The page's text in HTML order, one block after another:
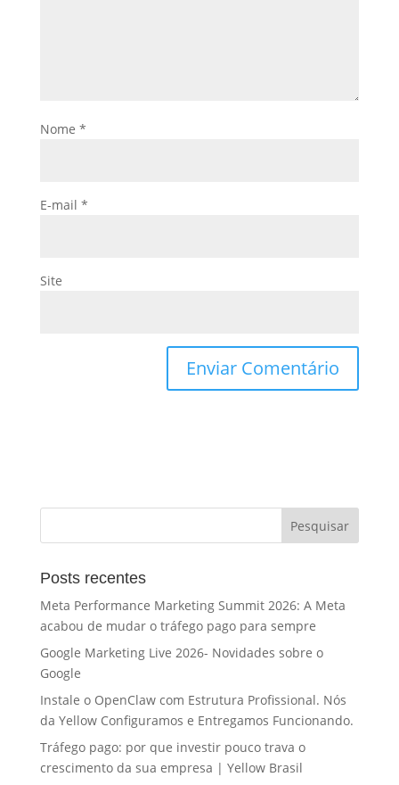
Nome *
E-mail *
Site
Posts recentes
Meta Performance Marketing Summit 2026: A Meta
acabou de mudar o tráfego pago para sempre
Google Marketing Live 2026- Novidades sobre o
Google
Instale o OpenClaw com Estrutura Profissional. Nós
da Yellow Configuramos e Entregamos Funcionando.
Tráfego pago: por que investir pouco trava o
crescimento da sua empresa | Yellow Brasil